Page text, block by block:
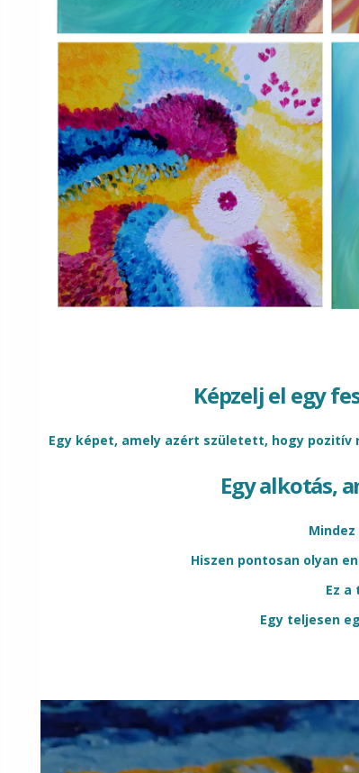
Képzelj el egy
Egy képet, amely azért született, hogy
Egy alkotás,
Hiszen pontosan olyan
Ez
Egy teljesen